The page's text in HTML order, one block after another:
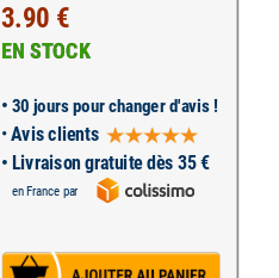
3.90 €
EN STOCK
• 30 jours pour changer d'avis !
•Avis clients
• Livraison gratuite dès 35 €
en France par